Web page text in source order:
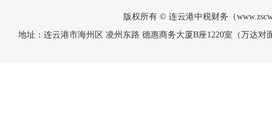
版权所有 © 连云港中税财务（
地址：连云港市海州区 凌州东路 德惠商务大厦B座1220室（万达对